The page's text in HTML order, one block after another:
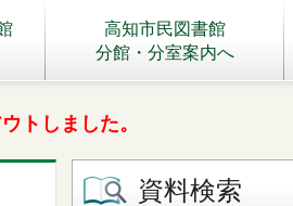
高知市民図書館
分館・分室案内へ
トしました。
資料検索